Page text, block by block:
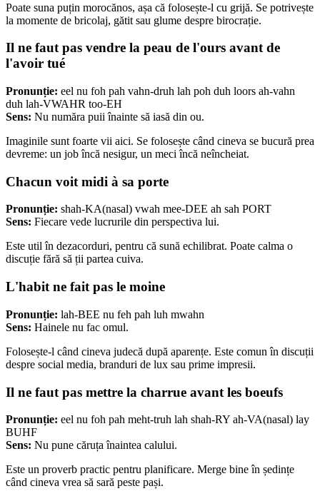
Poate suna puțin morocănos, așa că folosește-l cu grijă. Se potrivește
la momente de bricolaj, gătit sau glume despre birocrație.
Il ne faut pas vendre la peau de l'ours avant de
l'avoir tué
Pronunție: eel nu foh pah vahn-druh lah poh duh loors ah-vahn
duh lah-VWAHR too-EH
Sens: Nu număra puii înainte să iasă din ou.
Imaginile sunt foarte vii aici. Se folosește când cineva se bucură prea
devreme: un job încă nesigur, un meci încă neîncheiat.
Chacun voit midi à sa porte
Pronunție: shah-KA(nasal) vwah mee-DEE ah sah PORT
Sens: Fiecare vede lucrurile din perspectiva lui.
Este util în dezacorduri, pentru că sună echilibrat. Poate calma o
discuție fără să ții partea cuiva.
L'habit ne fait pas le moine
Pronunție: lah-BEE nu feh pah luh mwahn
Sens: Hainele nu fac omul.
Folosește-l când cineva judecă după aparențe. Este comun în discuții
despre social media, branduri de lux sau prime impresii.
Il ne faut pas mettre la charrue avant les boeufs
Pronunție: eel nu foh pah meht-truh lah shah-RY ah-VA(nasal) lay
BUHF
Sens: Nu pune căruța înaintea calului.
Este un proverb practic pentru planificare. Merge bine în ședințe
când cineva vrea să sară peste pași.